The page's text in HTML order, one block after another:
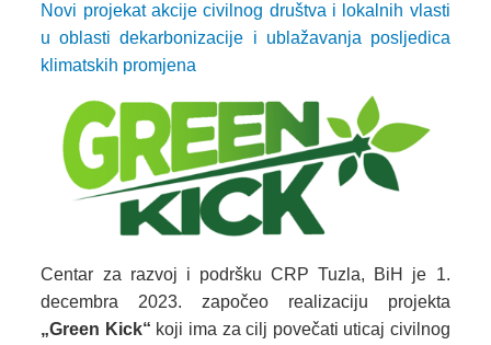
Novi projekat akcije civilnog društva i lokalnih vlasti
u oblasti dekarbonizacije i ublažavanja posljedica
klimatskih promjena
Centar za razvoj i podršku CRP Tuzla, BiH je 1.
decembra 2023. započeo realizaciju projekta
„Green Kick“ koji ima za cilj povečati uticaj civilnog